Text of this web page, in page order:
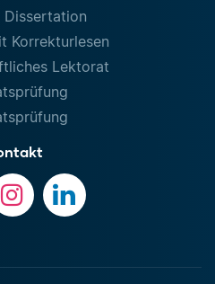
Korrekturlesen
Lektorat